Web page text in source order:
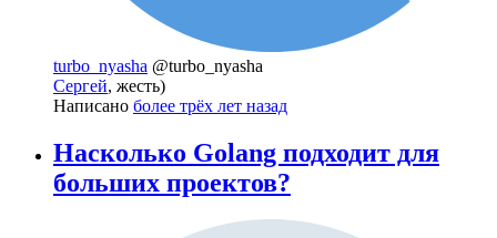
turbo_nyasha @turbo_nyasha
Сергей, жесть)
Написано более трёх лет назад
Насколько Golang подходит для
больших проектов?